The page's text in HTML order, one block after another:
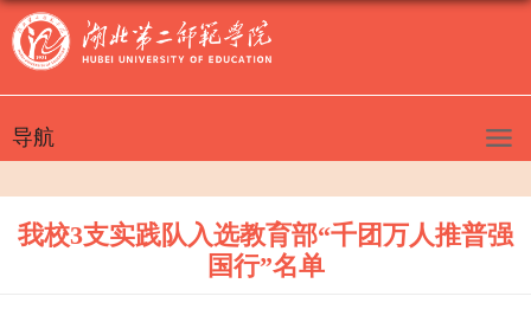
导航
我校3支实践队入选教育部“千团万人推普强
国行”名单